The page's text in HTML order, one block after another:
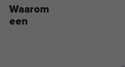
Waarom
een